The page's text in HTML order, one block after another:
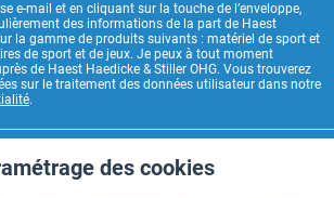
e-mail et en cliquant sur la touche de l’enveloppe,
des informations de la part de Haest
la gamme de produits suivants : matériel de sport et
de sport et de jeux. Je peux à tout moment
de Haest Haedicke & Stiller OHG. Vous trouverez
sur le traitement des données utilisateur dans notre
.
Aktiv
des cookies